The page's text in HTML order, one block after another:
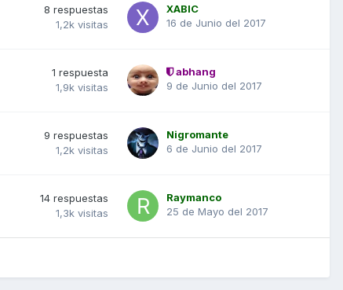
8 respuestas
1,2k visitas
XABIC
16 de Junio del 2017
1 respuesta
1,9k visitas
abhang
9 de Junio del 2017
9 respuestas
1,2k visitas
Nigromante
6 de Junio del 2017
14 respuestas
1,3k visitas
Raymanco
25 de Mayo del 2017